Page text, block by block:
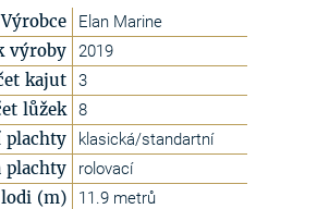
Výrobce Elan Marine
výroby 2019
kajut 3
lůžek 8
plachty klasická/standartní
plachty rolovací
(m) 11.9 metrů